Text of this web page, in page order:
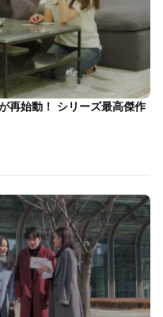
再始動！ シリーズ最高傑作